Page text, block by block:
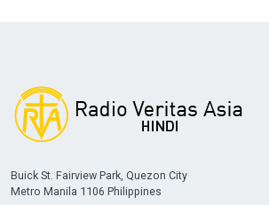
Buick St. Fairview Park, Quezon City
Metro Manila 1106 Philippines